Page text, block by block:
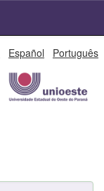
Español Português